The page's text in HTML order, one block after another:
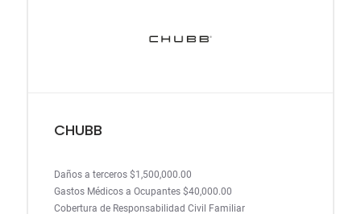
CHUBB
Daños a terceros $1,500,000.00
Gastos Médicos a Ocupantes $40,000.00
Cobertura de Responsabilidad Civil Familiar